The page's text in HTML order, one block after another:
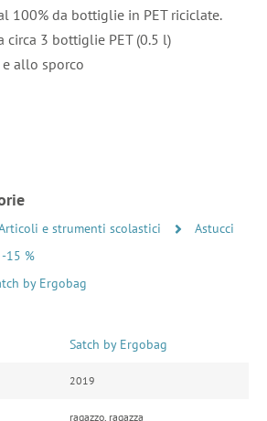
100% da bottiglie in PET riciclate.
circa 3 bottiglie PET (0.5 l)
allo sporco
e strumenti scolastici
Astucci
15 %
by Ergobag
Satch by Ergobag
2019
ragazzo, ragazza